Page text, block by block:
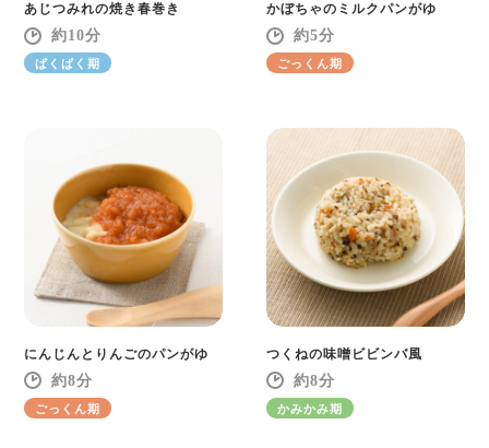
あじつみれの焼き春巻き
10
ぱくぱく期
かぼちゃのミルクパンがゆ
5
ごっくん期
にんじんとりんごのパンがゆ
8
ごっくん期
つくねの味噌ビビンバ風
8
かみかみ期